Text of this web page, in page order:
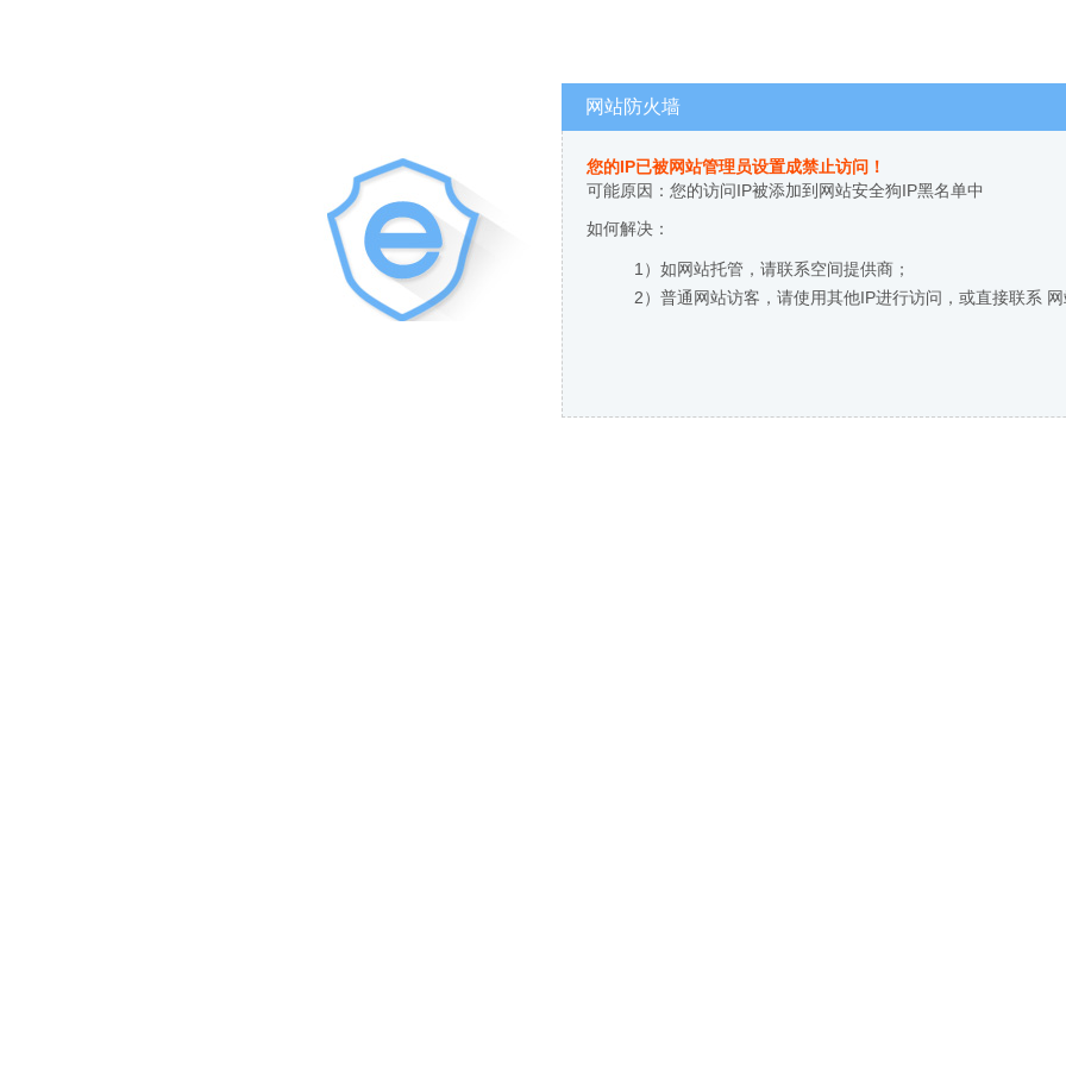
网站防火墙
您的IP已被网站管理员设置成禁止访问！
可能原因：您的访问IP被添加到网站安全狗IP黑名单中
如何解决：
1）如网站托管，请联系空间提供商；
2）普通网站访客，请使用其他IP进行访问，或直接联系 网